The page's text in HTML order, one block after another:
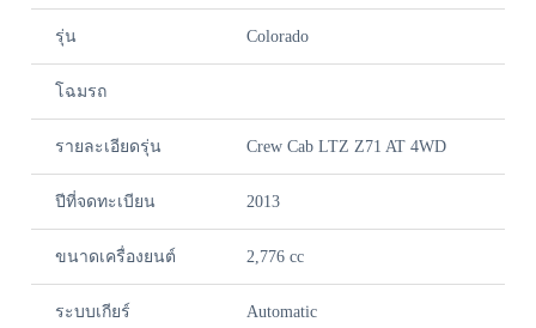
รุ่น Colorado
โฉมรถ
รายละเอียดรุ่น Crew Cab LTZ Z71 AT 4WD
ปีที่จดทะเบียน 2013
ขนาดเครื่องยนต์ 2,776 cc
ระบบเกียร์ Automatic